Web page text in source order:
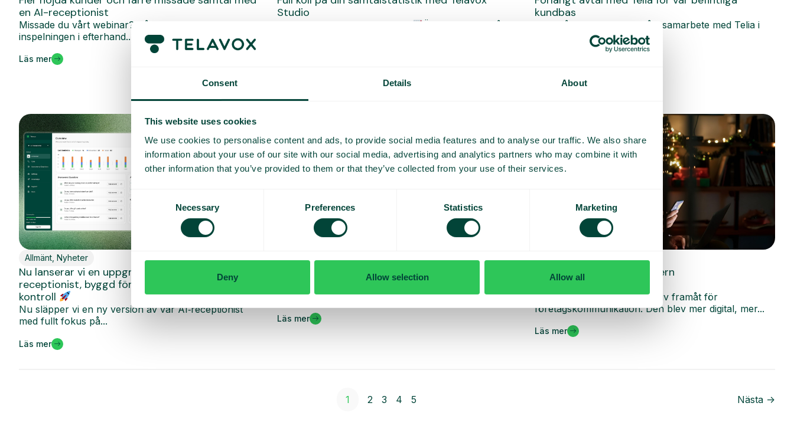
Consent Details About
This website uses cookies
We use cookies to personalise content and ads, to provide social media features and to analyse our traffic. We also share
information about your use of our site with our social media, advertising and analytics partners who may combine it with
other information that you’ve provided to them or that they’ve collected from your use of their services.
Necessary Preferences Statistics Marketing
Deny Allow selection Allow all
en AI-receptionist
Missade du vårt webinar? Då har du chansen nu. Se
inspelningen i efterhand...
Läs mer
Studio
Äntligen kan ni få
kundbas
Vi har återigen förlängt vårt samarbete med Telia i
Sverige. Det innebär att...
Allmänt Nyheter
Nu lanserar vi en uppgraderad version av vår AI-
receptionist, byggd för att du ska ha 100%
kontroll
Nu släpper vi en ny version av vår AI‑receptionist
med fullt fokus på...
Läs mer
förvärvet av Frontdesk Telavox har förvärvat...
Läs mer
Insikter som präglar modern
företagskommunikation
2025 markerade ett tydligt kliv framåt för
företagskommunikation. Den blev mer digital, mer...
Läs mer
1 2 3 4 5 Nästa ->